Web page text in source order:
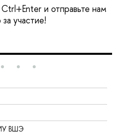
и отправьте нам
участие!
ВШЭ